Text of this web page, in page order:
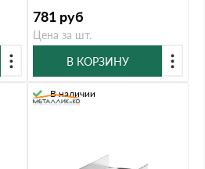
781 руб
Цена за шт.
В КОРЗИНУ
В наличии